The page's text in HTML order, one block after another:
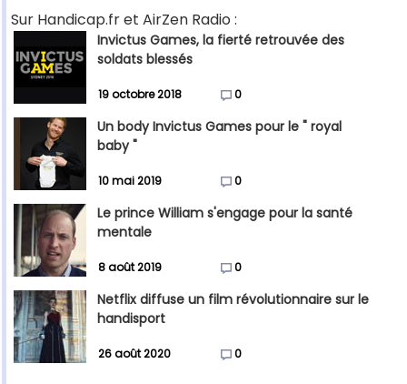
Sur Handicap.fr et AirZen Radio :
Invictus Games, la fierté retrouvée des
soldats blessés
19 octobre 2018 0
Un body Invictus Games pour le " royal
baby "
10 mai 2019 0
Le prince William s'engage pour la santé
mentale
8 août 2019 0
Netflix diffuse un film révolutionnaire sur le
handisport
26 août 2020 0